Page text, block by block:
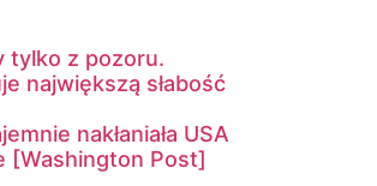
tylko z pozoru.
największą słabość
nakłaniała USA
[Washington Post]